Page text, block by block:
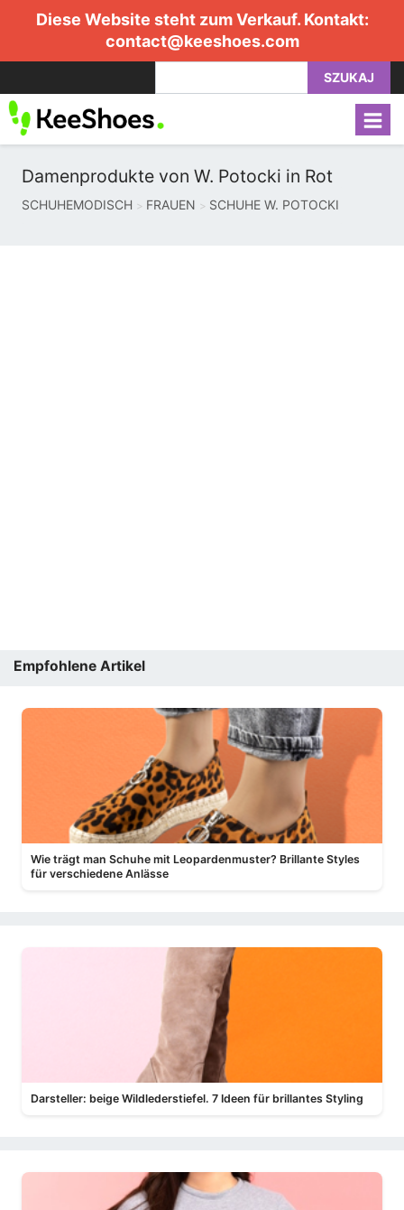
Diese Website steht zum Verkauf. Kontakt:
contact@keeshoes.com
SZUKAJ
Damenprodukte von W. Potocki in Rot
SCHUHEMODISCH FRAUEN SCHUHE W. POTOCKI
Empfohlene Artikel
Wie trägt man Schuhe mit Leopardenmuster? Brillante Styles
für verschiedene Anlässe
Darsteller: beige Wildlederstiefel. 7 Ideen für brillantes Styling